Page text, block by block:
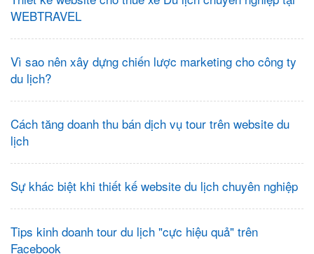
WEBTRAVEL
Vì sao nên xây dựng chiến lược marketing cho công ty
du lịch?
Cách tăng doanh thu bán dịch vụ tour trên website du
lịch
Sự khác biệt khi thiết kế website du lịch chuyên nghiệp
Tips kinh doanh tour du lịch "cực hiệu quả" trên
Facebook